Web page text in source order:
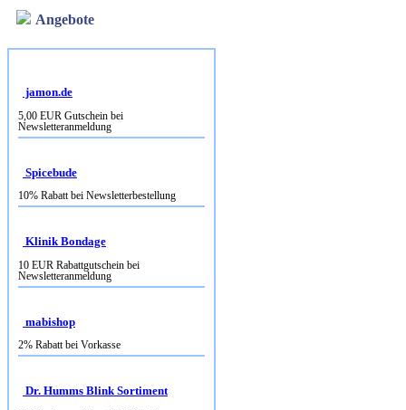
5,00 EUR Gutschein bei
Newsletteranmeldung
Spicebude
Klinik Bondage
Newsletteranmeldung
mabishop
Dr. Humms Blink Sortiment